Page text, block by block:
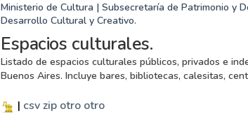
Ministerio de Cultura | Subsecretaría de Patrimonio y
Desarrollo Cultural y Creativo.
Espacios culturales.
Listado de espacios culturales públicos, privados e
Buenos Aires. Incluye bares, bibliotecas, calesitas,
| csvzip otro otro